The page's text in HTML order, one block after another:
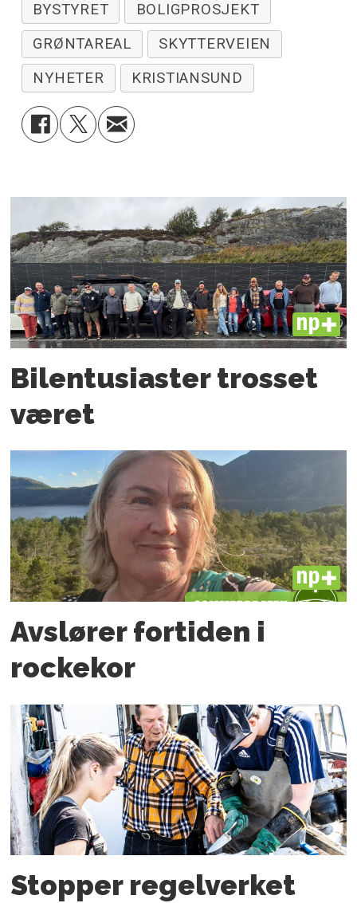
BYSTYRET
BOLIGPROSJEKT
GRØNTAREAL
SKYTTERVEIEN
NYHETER
KRISTIANSUND
PLUS
Bilentusiaster trosset
været
PLUS
Avslører fortiden i
rockekor
Stopper regelverket